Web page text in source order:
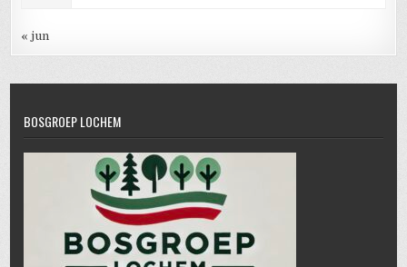
« jun
BOSGROEP LOCHEM